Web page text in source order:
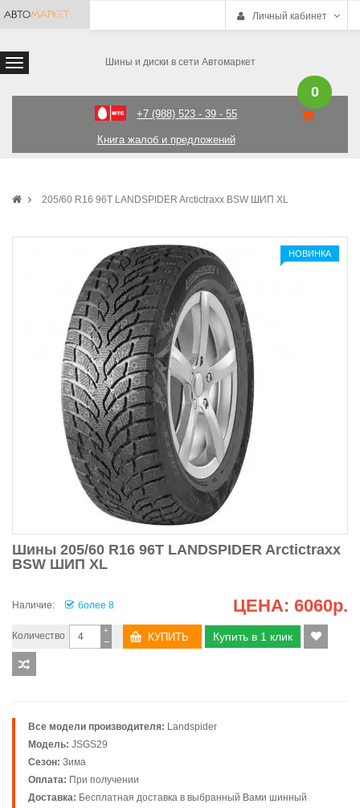
Личный кабинет
Шины и диски в сети Автомаркет
+7 (988) 523 - 39 - 55
Книга жалоб и предложений
0
205/60 R16 96T LANDSPIDER Arctictraxx BSW ШИП XL
НОВИНКА
Шины 205/60 R16 96T LANDSPIDER Arctictraxx
BSW ШИП XL
Наличие: более 8 ЦЕНА: 6060р.
Количество −
+ Купить в 1 клик
Все модели производителя: Landspider
Модель: JSGS29
Сезон: Зима
Оплата: При получении
Доставка: Бесплатная доставка в выбранный Вами шинный